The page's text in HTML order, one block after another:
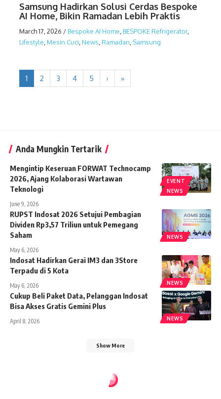
Samsung Hadirkan Solusi Cerdas Bespoke
AI Home, Bikin Ramadan Lebih Praktis
March 17, 2026 /Bespoke AI Home BESPOKE Refrigerator,
Lifestyle Mesin Cuci News Ramadan Samsung
1 2 3 4 5 › »
Anda Mungkin Tertarik
EVENT
NEWS
Mengintip Keseruan FORWAT Technocamp
2026, Ajang Kolaborasi Wartawan
Teknologi
June 9, 2026
NEWS
RUPST Indosat 2026 Setujui Pembagian
Dividen Rp3,57 Triliun untuk Pemegang
Saham
May 6, 2026
NEWS
Indosat Hadirkan Gerai IM3 dan 3Store
Terpadu di 5 Kota
May 6, 2026
NEWS
Cukup Beli Paket Data, Pelanggan Indosat
Bisa Akses Gratis Gemini Plus
April 8, 2026
Show More